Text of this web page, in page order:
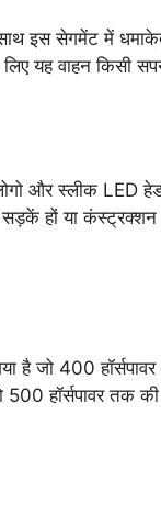
इस सेगमेंट में
यह वाहन किसी
और स्लीक LED
सड़कें हों या
जो 400
500 हॉर्सपावर तक